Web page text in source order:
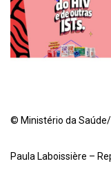
© Ministério da
Paula Laboissière –